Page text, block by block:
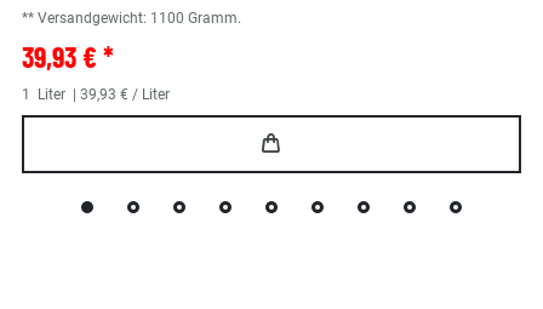
** Versandgewicht: 1100 Gramm.
39,93 € *
1 Liter | 39,93 € / Liter